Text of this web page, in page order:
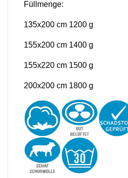
Füllmenge:
135x200 cm 1200 g
155x200 cm 1400 g
155x220 cm 1500 g
200x200 cm 1800 g